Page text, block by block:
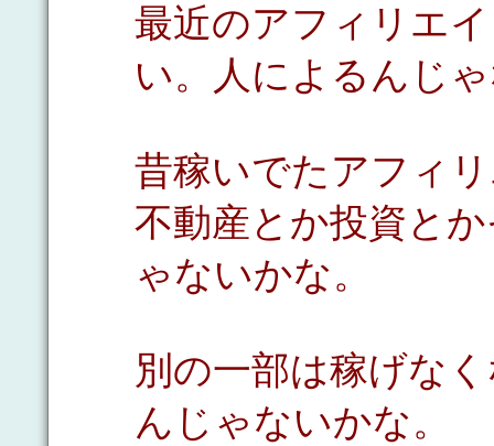
最近のアフィリエ
い。人によるんじ
昔稼いでたアフィ
不動産とか投資と
ゃないかな。
別の一部は稼げな
んじゃないかな。